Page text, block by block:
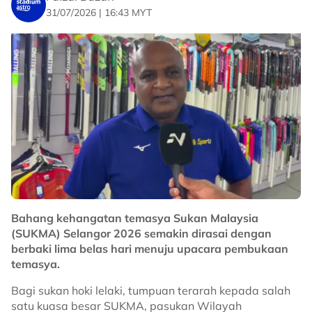
31/07/2026 | 16:43 MYT
Bahang kehangatan temasya Sukan Malaysia
(SUKMA) Selangor 2026 semakin dirasai dengan
berbaki lima belas hari menuju upacara pembukaan
temasya.
Bagi sukan hoki lelaki, tumpuan terarah kepada salah
satu kuasa besar SUKMA, pasukan Wilayah